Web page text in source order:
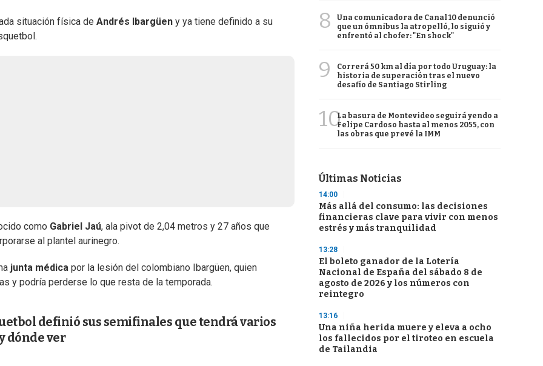
situación física de Andrés Ibargüen y ya tiene definido a su
como Gabriel Jaú, ala pivot de 2,04 metros y 27 años que
al plantel aurinegro.
junta médica por la lesión del colombiano Ibargüen, quien
y podría perderse lo que resta de la temporada.
definió sus semifinales que tendrá varios
dónde ver
8
Una comunicadora de Canal 10 denunció
que un ómnibus la atropelló, lo siguió y
enfrentó al chofer: "En shock"
9
Correrá 50 km al día por todo Uruguay: la
historia de superación tras el nuevo
desafío de Santiago Stirling
10La basura de Montevideo seguirá yendo a
Felipe Cardoso hasta al menos 2055, con
las obras que prevé la IMM
Últimas Noticias
14:00
Más allá del consumo: las decisiones
financieras clave para vivir con menos
estrés y más tranquilidad
13:28
El boleto ganador de la Lotería
Nacional de España del sábado 8 de
agosto de 2026 y los números con
reintegro
13:16
Una niña herida muere y eleva a ocho
los fallecidos por el tiroteo en escuela
de Tailandia